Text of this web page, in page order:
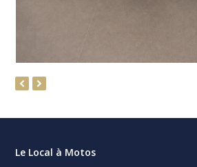
previous
Le Local à Motos